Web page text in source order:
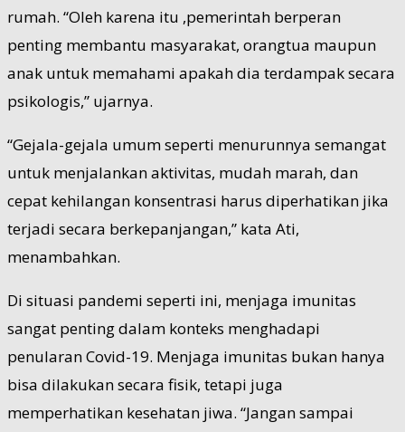
rumah. “Oleh karena itu ,pemerintah berperan
penting membantu masyarakat, orangtua maupun
anak untuk memahami apakah dia terdampak secara
psikologis,” ujarnya.
“Gejala-gejala umum seperti menurunnya semangat
untuk menjalankan aktivitas, mudah marah, dan
cepat kehilangan konsentrasi harus diperhatikan jika
terjadi secara berkepanjangan,” kata Ati,
menambahkan.
Di situasi pandemi seperti ini, menjaga imunitas
sangat penting dalam konteks menghadapi
penularan Covid-19. Menjaga imunitas bukan hanya
bisa dilakukan secara fisik, tetapi juga
memperhatikan kesehatan jiwa. “Jangan sampai